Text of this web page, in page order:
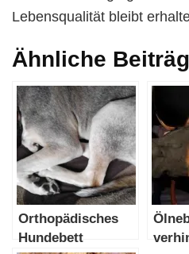
Lebensqualität bleibt
Ähnliche
Orthopädisches
Hundebett